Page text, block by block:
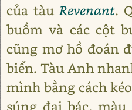
của tàuRevenant.
buồm và các cột
cũng mơ hồ đoán
biển. Tàu Anh
mình bằng cách
súng đại bác,